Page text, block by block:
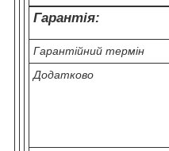
Гарантія:
Гарантійний термін
Додатково